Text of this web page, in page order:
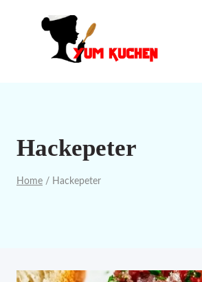
Hackepeter
Home / Hackepeter